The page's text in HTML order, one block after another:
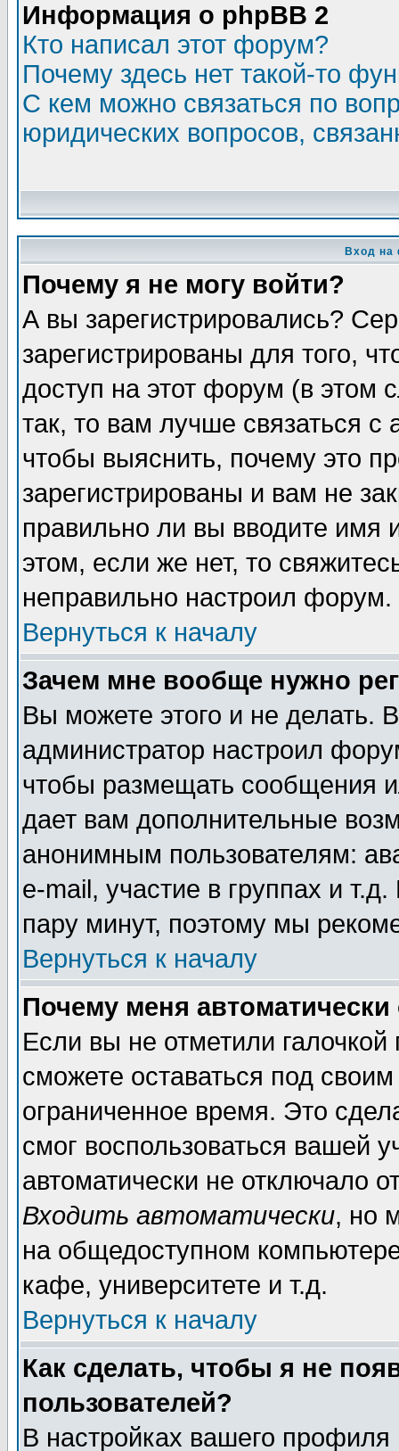
Информация о phpBB 2
Кто написал этот форум?
Почему здесь нет такой-то
С кем можно связаться по
юридических вопросов,
Вход на
Почему я не могу войти?
А вы зарегистрировались?
зарегистрированы для того,
доступ на этот форум (в этом
так, то вам лучше связаться
чтобы выяснить, почему это
зарегистрированы и вам не
правильно ли вы вводите
этом, если же нет, то
неправильно настроил форум.
Вернуться к началу
Зачем мне вообще нужно
Вы можете этого и не делать.
администратор настроил
чтобы размещать сообщения
дает вам дополнительные
анонимным пользователям:
e-mail, участие в группах и
пару минут, поэтому мы
Вернуться к началу
Почему меня автоматически
Если вы не отметили галочкой
сможете оставаться под
ограниченное время. Это
смог воспользоваться вашей
автоматически не отключало
Входить автоматически, но
на общедоступном
кафе, университете и т.д.
Вернуться к началу
Как сделать, чтобы я не
пользователей?
В настройках вашего